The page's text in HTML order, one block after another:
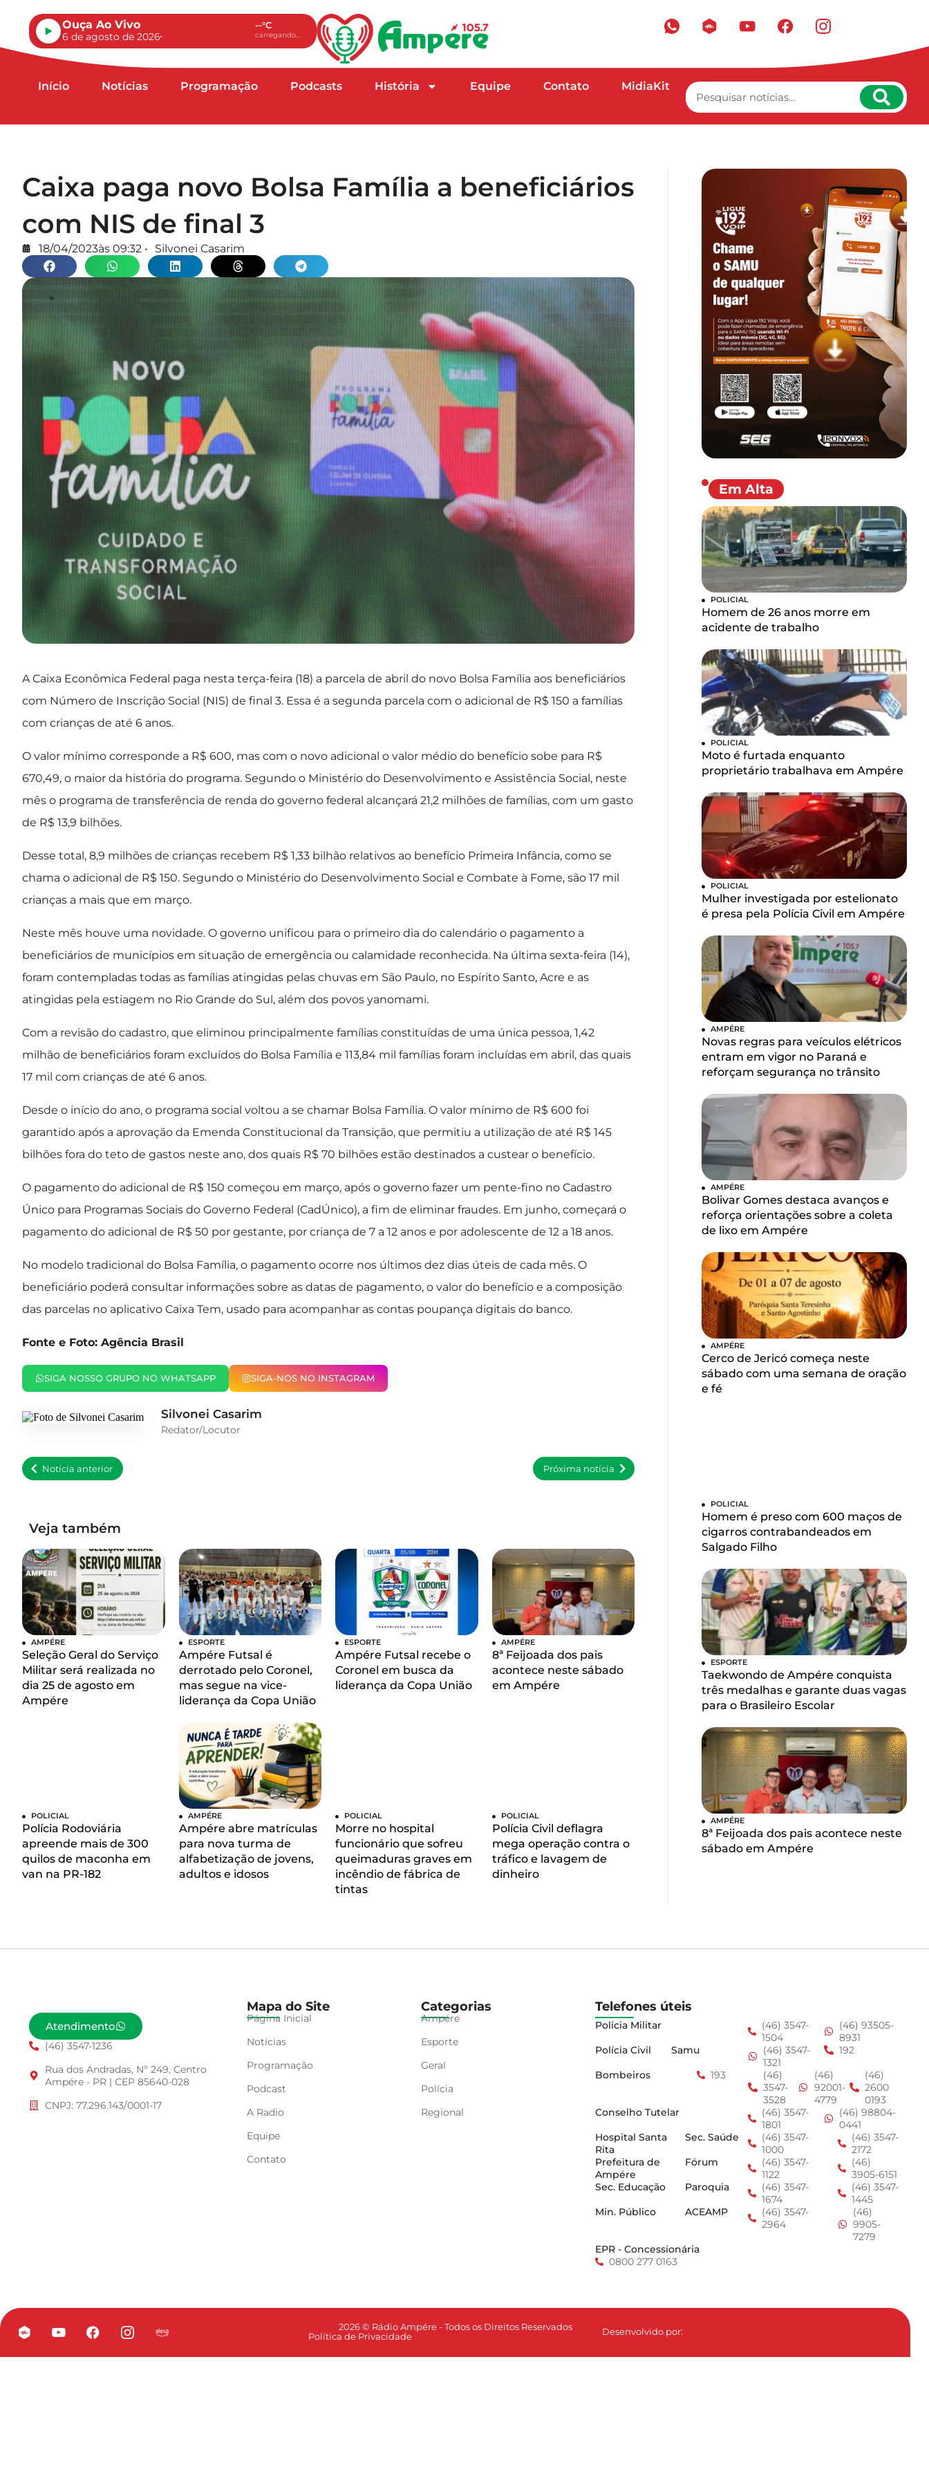
Ouça Ao Vivo
6 de agosto de 2026
--°C
carregando...
Início Notícias Programação Podcasts História Equipe Contato MidiaKit
Caixa paga novo Bolsa Família a beneficiários
com NIS de final 3
18/04/2023às 09:32 • Silvonei Casarim
A Caixa Econômica Federal paga nesta terça-feira (18) a parcela de abril do novo Bolsa Família aos beneficiários
com Número de Inscrição Social (NIS) de final 3. Essa é a segunda parcela com o adicional de R$ 150 a famílias
com crianças de até 6 anos.
O valor mínimo corresponde a R$ 600, mas com o novo adicional o valor médio do benefício sobe para R$
670,49, o maior da história do programa. Segundo o Ministério do Desenvolvimento e Assistência Social, neste
mês o programa de transferência de renda do governo federal alcançará 21,2 milhões de famílias, com um gasto
de R$ 13,9 bilhões.
Desse total, 8,9 milhões de crianças recebem R$ 1,33 bilhão relativos ao benefício Primeira Infância, como se
chama o adicional de R$ 150. Segundo o Ministério do Desenvolvimento Social e Combate à Fome, são 17 mil
crianças a mais que em março.
Neste mês houve uma novidade. O governo unificou para o primeiro dia do calendário o pagamento a
beneficiários de municípios em situação de emergência ou calamidade reconhecida. Na última sexta-feira (14),
foram contempladas todas as famílias atingidas pelas chuvas em São Paulo, no Espírito Santo, Acre e as
atingidas pela estiagem no Rio Grande do Sul, além dos povos yanomami.
Com a revisão do cadastro, que eliminou principalmente famílias constituídas de uma única pessoa, 1,42
milhão de beneficiários foram excluídos do Bolsa Família e 113,84 mil famílias foram incluídas em abril, das quais
17 mil com crianças de até 6 anos.
Desde o início do ano, o programa social voltou a se chamar Bolsa Família. O valor mínimo de R$ 600 foi
garantido após a aprovação da Emenda Constitucional da Transição, que permitiu a utilização de até R$ 145
bilhões fora do teto de gastos neste ano, dos quais R$ 70 bilhões estão destinados a custear o benefício.
O pagamento do adicional de R$ 150 começou em março, após o governo fazer um pente-fino no Cadastro
Único para Programas Sociais do Governo Federal (CadÚnico), a fim de eliminar fraudes. Em junho, começará o
pagamento do adicional de R$ 50 por gestante, por criança de 7 a 12 anos e por adolescente de 12 a 18 anos.
No modelo tradicional do Bolsa Família, o pagamento ocorre nos últimos dez dias úteis de cada mês. O
beneficiário poderá consultar informações sobre as datas de pagamento, o valor do benefício e a composição
das parcelas no aplicativo Caixa Tem, usado para acompanhar as contas poupança digitais do banco.
Fonte e Foto: Agência Brasil
SIGA NOSSO GRUPO NO WHATSAPP SIGA-NOS NO INSTAGRAM
Silvonei Casarim
Redator/Locutor
Notícia anterior Próxima notícia
Veja também
AMPÉRE
Seleção Geral do Serviço
Militar será realizada no
dia 25 de agosto em
Ampére
ESPORTE
Ampére Futsal é
derrotado pelo Coronel,
mas segue na vice-
liderança da Copa União
ESPORTE
Ampére Futsal recebe o
Coronel em busca da
liderança da Copa União
AMPÉRE
8ª Feijoada dos pais
acontece neste sábado
em Ampére
POLICIAL
Polícia Rodoviária
apreende mais de 300
quilos de maconha em
van na PR-182
AMPÉRE
Ampére abre matrículas
para nova turma de
alfabetização de jovens,
adultos e idosos
POLICIAL
Morre no hospital
funcionário que sofreu
queimaduras graves em
incêndio de fábrica de
tintas
POLICIAL
Polícia Civil deflagra
mega operação contra o
tráfico e lavagem de
dinheiro
Em Alta
POLICIAL
Homem de 26 anos morre em
acidente de trabalho
POLICIAL
Moto é furtada enquanto
proprietário trabalhava em Ampére
POLICIAL
Mulher investigada por estelionato
é presa pela Polícia Civil em Ampére
AMPÉRE
Novas regras para veículos elétricos
entram em vigor no Paraná e
reforçam segurança no trânsito
AMPÉRE
Bolivar Gomes destaca avanços e
reforça orientações sobre a coleta
de lixo em Ampére
AMPÉRE
Cerco de Jericó começa neste
sábado com uma semana de oração
e fé
POLICIAL
Homem é preso com 600 maços de
cigarros contrabandeados em
Salgado Filho
ESPORTE
Taekwondo de Ampére conquista
três medalhas e garante duas vagas
para o Brasileiro Escolar
AMPÉRE
8ª Feijoada dos pais acontece neste
sábado em Ampére
Atendimento
(46) 3547-1236
Rua dos Andradas, Nº 249, Centro
Ampére - PR | CEP 85640-028
CNPJ: 77.296.143/0001-17
Mapa do Site
Página Inicial
Notícias
Programação
Podcast
A Radio
Equipe
Contato
Categorias
Ampére
Esporte
Geral
Polícia
Regional
Telefones úteis
Polícia Militar
(46) 3547-
1504
(46) 93505-
8931
Polícia Civil
Samu
(46) 3547-
1321
192
Bombeiros
193
(46)
3547-
3528
(46)
92001-
4779
(46)
2600
0193
Conselho Tutelar
(46) 3547-
1801
(46) 98804-
0441
Hospital Santa
Rita
Sec. Saúde
(46) 3547-
1000
(46) 3547-
2172
Prefeitura de
Ampére
Fórum
(46) 3547-
1122
(46)
3905-6151
Sec. Educação
Paroquia
(46) 3547-
1674
(46) 3547-
1445
Min. Público
ACEAMP
(46) 3547-
2964
(46)
9905-
7279
EPR - Concessionária
0800 277 0163
2026 © Rádio Ampére - Todos os Direitos Reservados
Política de Privacidade
Desenvolvido por: